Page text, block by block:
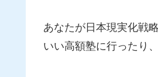
あなたが日本現実化戦
いい高額塾に行ったり